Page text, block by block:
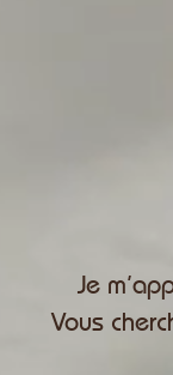
Je
Vous